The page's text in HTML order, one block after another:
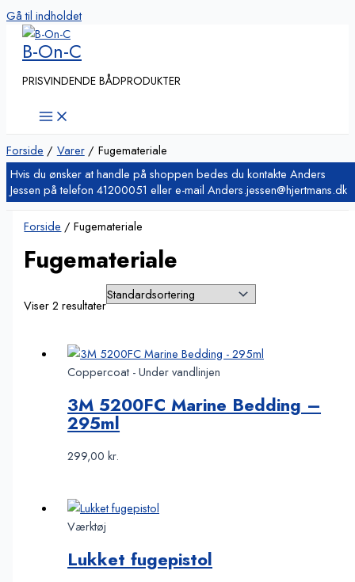
Gå til indholdet
B-On-C
PRISVINDENDE BÅDPRODUKTER
Forside Varer Fugemateriale
Forside / Fugemateriale
Fugemateriale
Viser 2 resultater
Coppercoat - Under vandlinjen
3M 5200FC Marine Bedding –
295ml
299,00kr.
Værktøj
Lukket fugepistol